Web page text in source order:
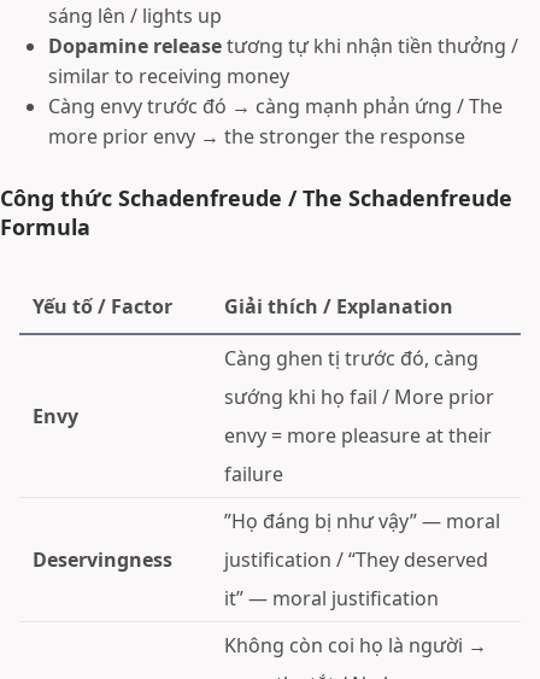
sáng lên / lights up
Dopamine releasetương tự khi nhận tiền thưởng /
similar to receiving money
Càng envy trước đó → càng mạnh phản ứng / The
more prior envy → the stronger the response
Công thức Schadenfreude / The Schadenfreude
Formula
Yếu tố / Factor Giải thích / Explanation
Envy
Càng ghen tị trước đó, càng
sướng khi họ fail / More prior
envy = more pleasure at their
failure
Deservingness
”Họ đáng bị như vậy” — moral
justification / “They deserved
it” — moral justification
Không còn coi họ là người →